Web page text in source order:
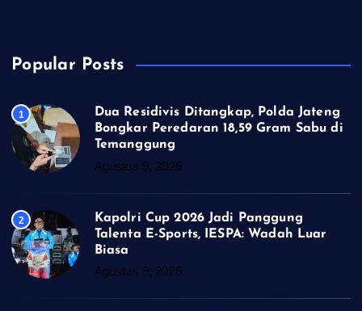
Popular Posts
1
Dua Residivis Ditangkap, Polda Jateng
Bongkar Peredaran 18,59 Gram Sabu di
Temanggung
Agustus 9, 2026
2
Kapolri Cup 2026 Jadi Panggung
Talenta E-Sports, IESPA: Wadah Luar
Biasa
Agustus 9, 2026